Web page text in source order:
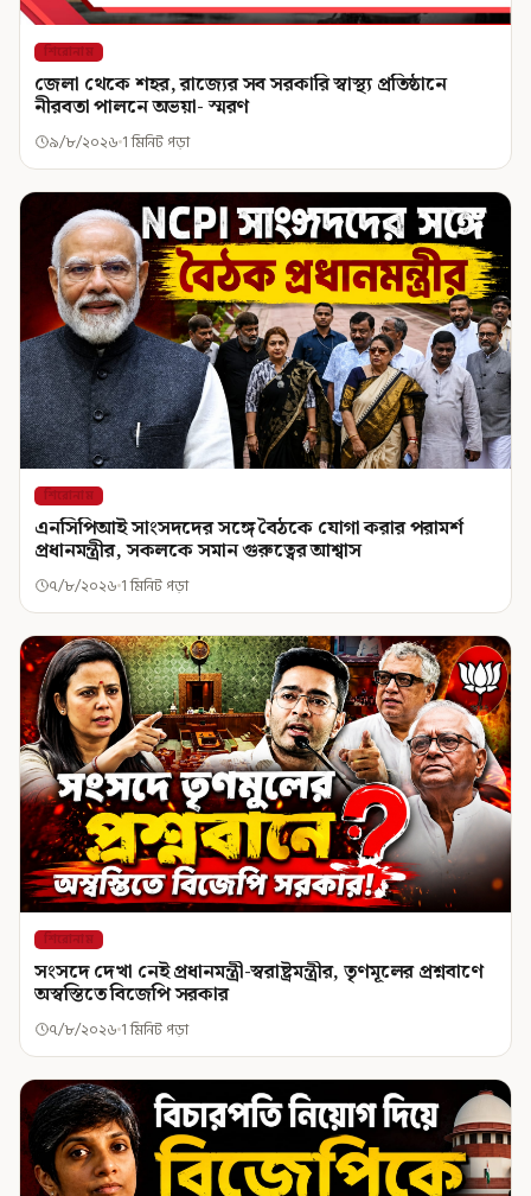
শিরোনাম
জেলা থেকে শহর, রাজ্যের সব সরকারি স্বাস্থ্য প্রতিষ্ঠানে
নীরবতা পালনে অভয়া- স্মরণ
৯/৮/২০২৬ 1 মিনিট পড়া
শিরোনাম
এনসিপিআই সাংসদদের সঙ্গে বৈঠকে যোগা করার পরামর্শ
প্রধানমন্ত্রীর, সকলকে সমান গুরুত্বের আশ্বাস
৭/৮/২০২৬ 1 মিনিট পড়া
শিরোনাম
সংসদে দেখা নেই প্রধানমন্ত্রী-স্বরাষ্ট্রমন্ত্রীর, তৃণমূলের প্রশ্নবাণে
অস্বস্তিতে বিজেপি সরকার
৭/৮/২০২৬ 1 মিনিট পড়া